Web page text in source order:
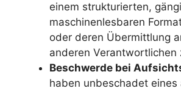
einem strukturierten,
maschinenlesbaren
oder deren Übermittlung
anderen Verantwortlichen
Beschwerde bei
haben unbeschadet